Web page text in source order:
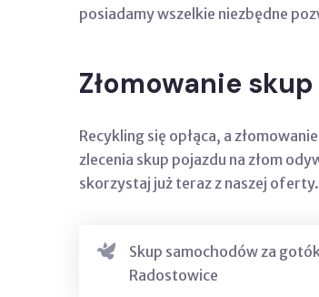
posiadamy wszelkie niezbędne
Złomowanie
Recykling się opłąca, a
zlecenia skup pojazdu na złom
skorzystaj już teraz z naszej oferty.
Skup samochodów za
Radostowice